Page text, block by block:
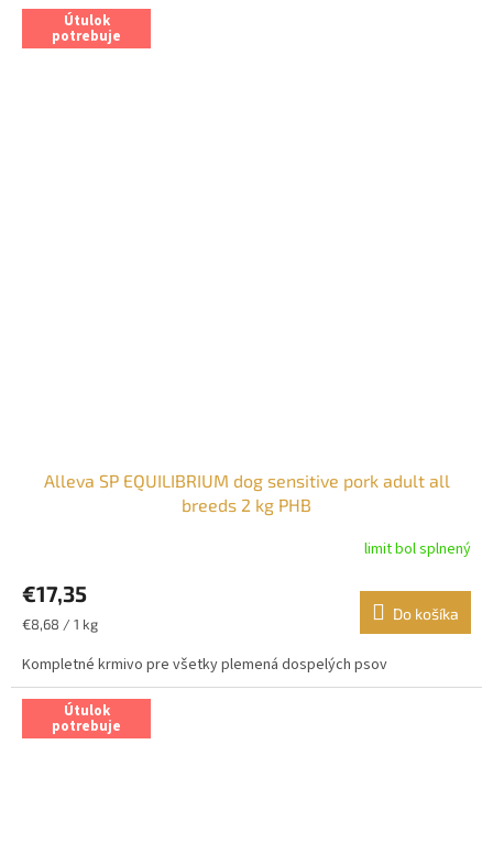
Útulok
potrebuje
Alleva SP EQUILIBRIUM dog sensitive pork adult all
breeds 2 kg PHB
limit bol splnený
€17,35
Jednotková
€8,68 / 1 kg
Do košíka
Kompletné krmivo pre všetky plemená dospelých psov
Útulok
potrebuje